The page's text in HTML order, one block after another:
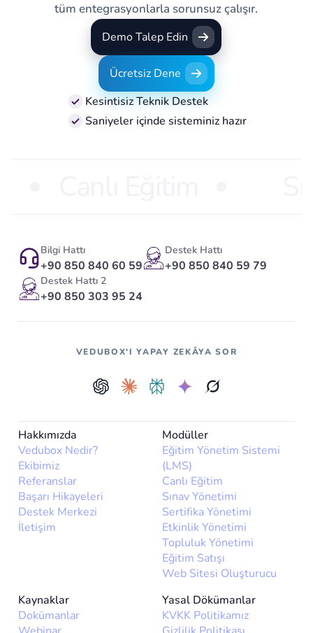
tüm entegrasyonlarla sorunsuz çalışır.
Demo Talep Edin
Demo Talep Edin
Ücretsiz Dene
Ücretsiz Dene
Kesintisiz Teknik Destek
Saniyeler içinde sisteminiz hazır
VEDUBOX'I YAPAY ZEKÂYA SOR
Hakkımızda
Vedubox Nedir?
Ekibimiz
Referanslar
Başarı Hikayeleri
Destek Merkezi
İletişim
Modüller
Eğitim Yönetim Sistemi
(LMS)
Canlı Eğitim
Sınav Yönetimi
Sertifika Yönetimi
Etkinlik Yönetimi
Topluluk Yönetimi
Eğitim Satışı
Web Sitesi Oluşturucu
Kaynaklar
Dokümanlar
Yasal Dökümanlar
KVKK Politikamız
Bilgi Hattı
+90 850 840 60 59
Destek Hattı
+90 850 840 59 79
Destek Hattı 2
+90 850 303 95 24